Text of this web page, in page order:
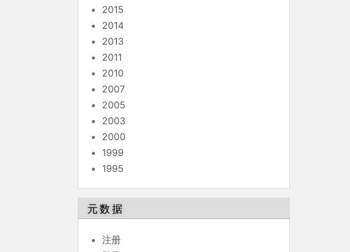
2015
2014
2013
2011
2010
2007
2005
2003
2000
1999
1995
元数据
注册